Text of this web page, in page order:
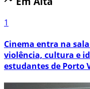
1
Cinema entra na
violência, cultura e
estudantes de Porto